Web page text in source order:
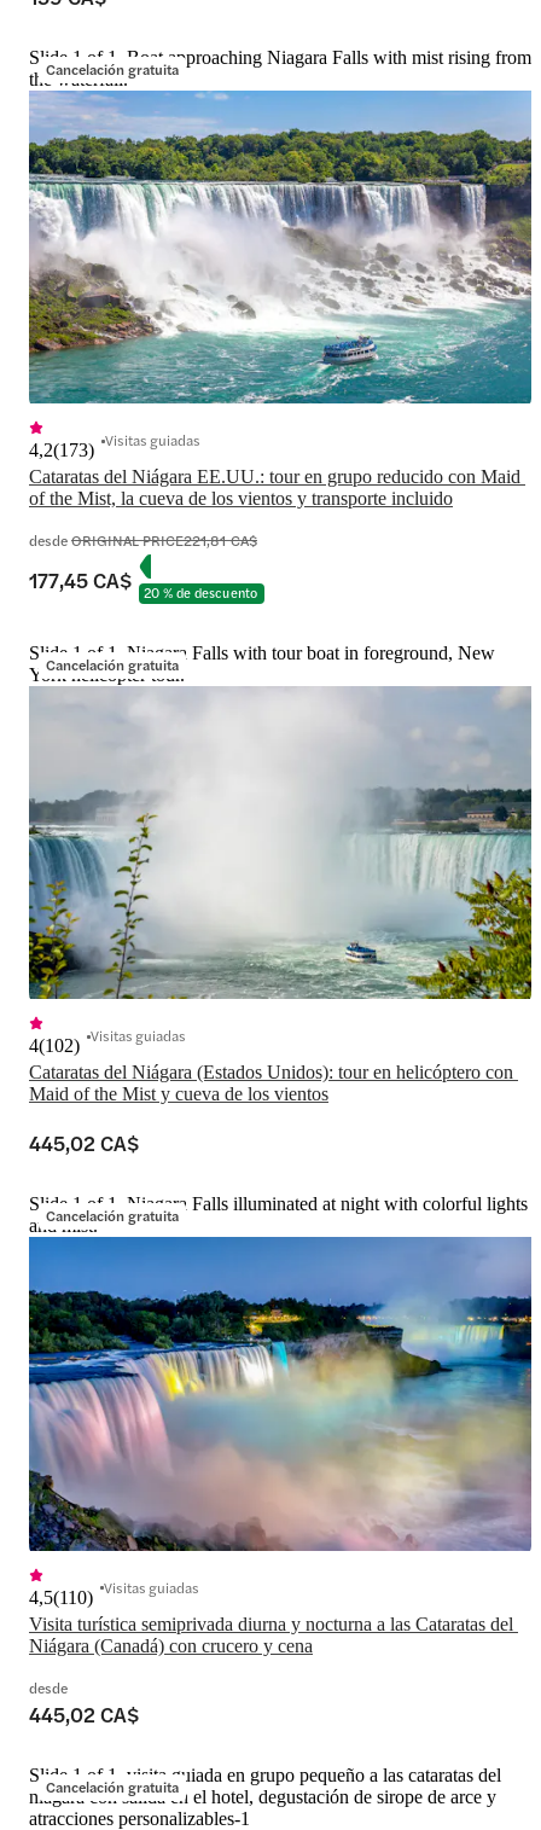
Cancelación gratuita
Slide 1 of 1, Boat approaching Niagara Falls with mist rising from
the waterfall.
Cataratas del Niágara EE.UU.: tour en grupo reducido con Maid
of the Mist, la cueva de los vientos y transporte incluido
4,2(173) Visitas guiadas
desdeORIGINAL PRICE221,81 CA$
177,45 CA$ 20 % de descuento
Cancelación gratuita
Slide 1 of 1, Niagara Falls with tour boat in foreground, New
York helicopter tour.
Cataratas del Niágara (Estados Unidos): tour en helicóptero con
Maid of the Mist y cueva de los vientos
4(102) Visitas guiadas
445,02 CA$
Cancelación gratuita
Slide 1 of 1, Niagara Falls illuminated at night with colorful lights
and mist.
Visita turística semiprivada diurna y nocturna a las Cataratas del
Niágara (Canadá) con crucero y cena
4,5(110) Visitas guiadas
desde
445,02 CA$
Cancelación gratuita
Slide 1 of 1, visita guiada en grupo pequeño a las cataratas del
niágara con salida en el hotel, degustación de sirope de arce y
atracciones personalizables-1